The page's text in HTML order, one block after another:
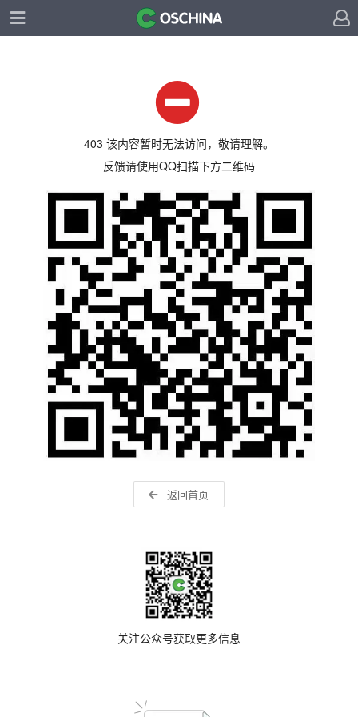
403 该内容暂时无法访问，敬请理解。
反馈请使用QQ扫描下方二维码
返回首页
关注公众号获取更多信息